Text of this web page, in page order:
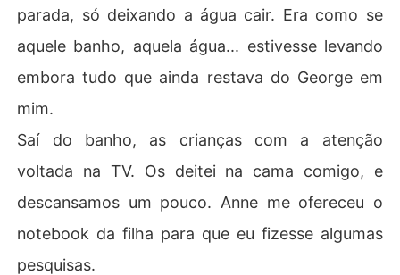
parada, só deixando a água cair. Era como se
aquele banho, aquela água... estivesse levando
embora tudo que ainda restava do George em
mim.
Saí do banho, as crianças com a atenção
voltada na TV. Os deitei na cama comigo, e
descansamos um pouco. Anne me ofereceu o
notebook da filha para que eu fizesse algumas
pesquisas.